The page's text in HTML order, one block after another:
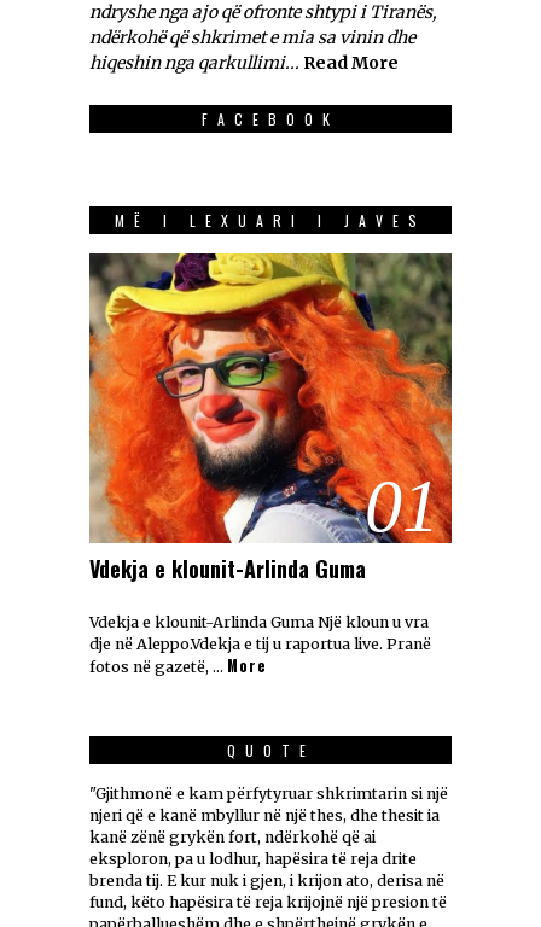
ndryshe nga ajo që ofronte shtypi i Tiranës,
ndërkohë që shkrimet e mia sa vinin dhe
hiqeshin nga qarkullimi... Read More
FACEBOOK
MË I LEXUARI I JAVES
01
Vdekja e klounit-Arlinda Guma
Vdekja e klounit-Arlinda Guma Një kloun u vra
dje në Aleppo.Vdekja e tij u raportua live. Pranë
fotos në gazetë, … More
QUOTE
"Gjithmonë e kam përfytyruar shkrimtarin si një
njeri që e kanë mbyllur në një thes, dhe thesit ia
kanë zënë grykën fort, ndërkohë që ai
eksploron, pa u lodhur, hapësira të reja drite
brenda tij. E kur nuk i gjen, i krijon ato, derisa në
fund, këto hapësira të reja krijojnë një presion të